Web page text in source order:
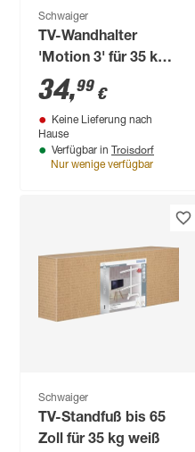
Schwaiger
TV-Wandhalter
'Motion 3' für 35 kg
Gewicht neigbar
schwenkbar drehbar
34,99 €
Keine Lieferung nach
Hause
Verfügbar in Troisdorf
Nur wenige verfügbar
Schwaiger
TV-Standfuß bis 65
Zoll für 35 kg weiß